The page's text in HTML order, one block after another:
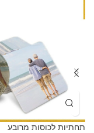
תחתיות לכוסות מרובע